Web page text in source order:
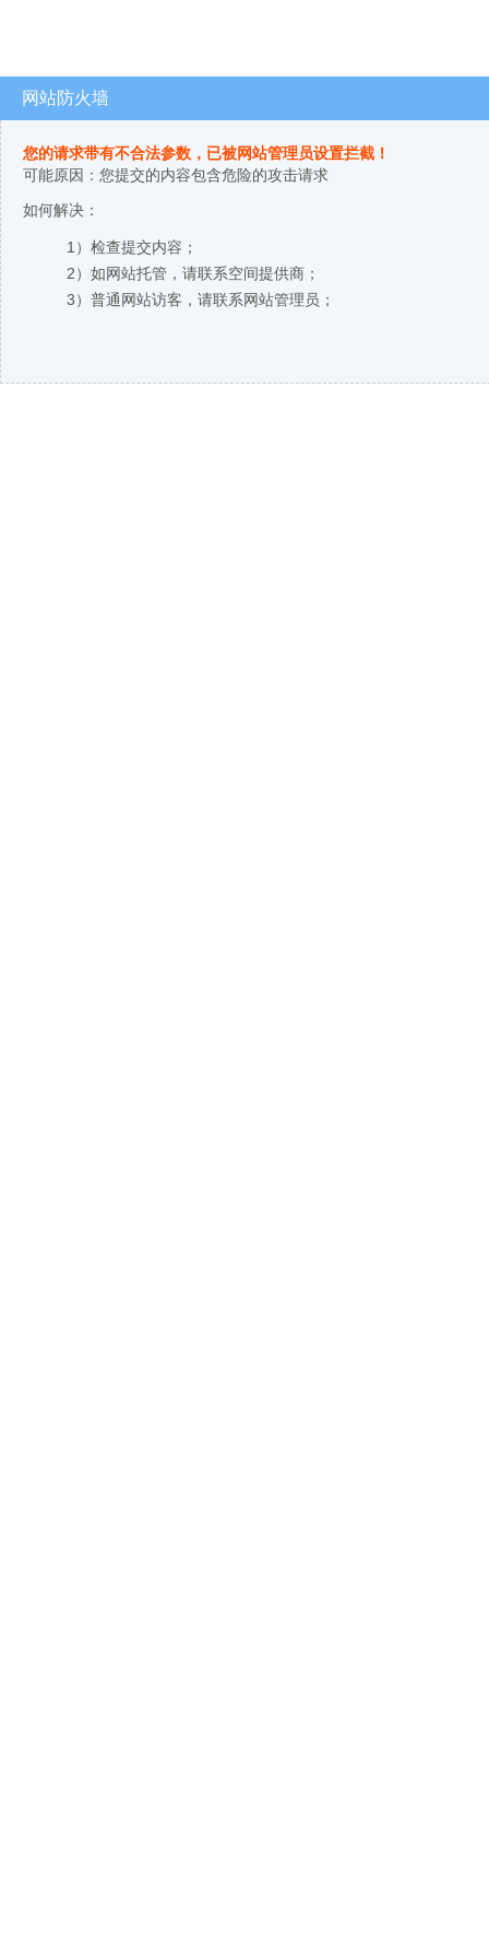
网站防火墙
您的请求带有不合法参数，已被网站管理员设置拦截！
可能原因：您提交的内容包含危险的攻击请求
如何解决：
1）检查提交内容；
2）如网站托管，请联系空间提供商；
3）普通网站访客，请联系网站管理员；